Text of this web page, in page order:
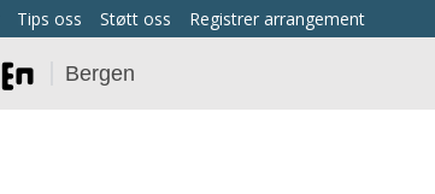
Tips oss Støtt oss Registrer arrangement
Bergen